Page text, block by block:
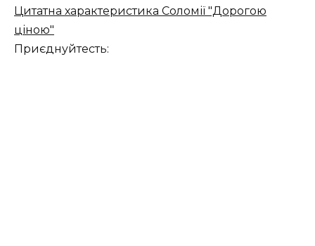
Цитатна характеристика Соломії "Дорогою
ціною"
Приєднуйтесть: